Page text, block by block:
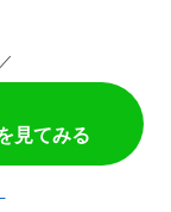
見てみる